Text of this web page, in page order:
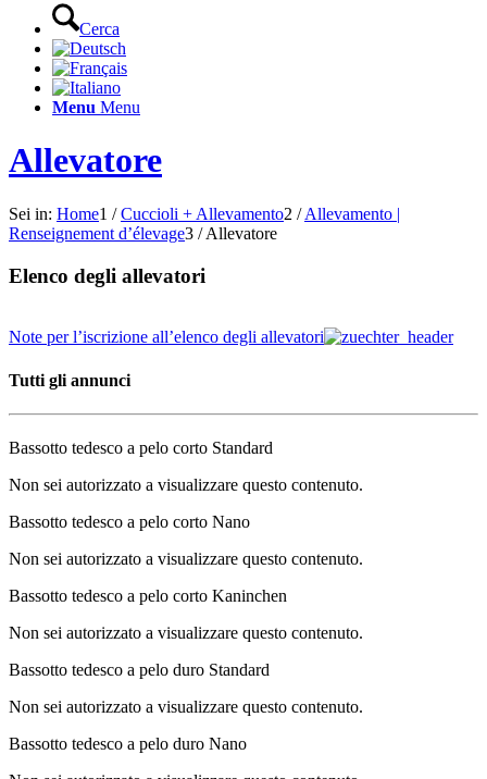
Cerca
Menu Menu
Allevatore
Sei in: Home1 / Cuccioli + Allevamento2 / Allevamento |
Renseignement d’élevage3 / Allevatore
Elenco degli allevatori
Note per l’iscrizione all’elenco degli allevatori
Tutti gli annunci
Bassotto tedesco a pelo corto Standard
Non sei autorizzato a visualizzare questo contenuto.
Bassotto tedesco a pelo corto Nano
Non sei autorizzato a visualizzare questo contenuto.
Bassotto tedesco a pelo corto Kaninchen
Non sei autorizzato a visualizzare questo contenuto.
Bassotto tedesco a pelo duro Standard
Non sei autorizzato a visualizzare questo contenuto.
Bassotto tedesco a pelo duro Nano